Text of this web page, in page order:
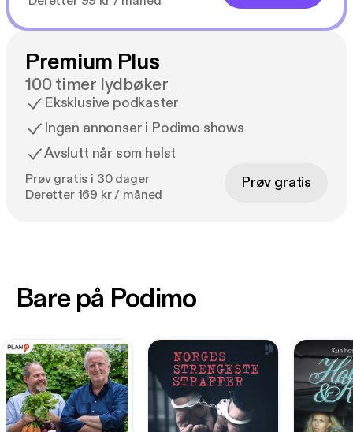
Premium Plus
100 timer lydbøker
Eksklusive podkaster
Ingen annonser i Podimo shows
Avslutt når som helst
Prøv gratis i 30 dager
Deretter 169 kr / måned
Prøv gratis
Bare på Podimo